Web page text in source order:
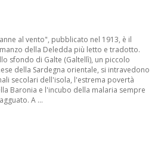
al vento", pubblicato nel 1913, è il
della Deledda più letto e tradotto.
sfondo di Galte (Galtellì), un piccolo
della Sardegna orientale, si intravedono
secolari dell'isola, l'estrema povertà
Baronia e l'incubo della malaria sempre
A ...